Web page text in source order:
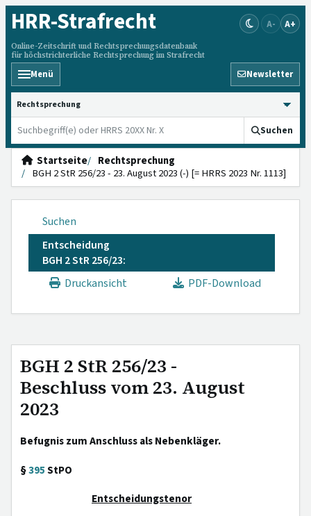
HRR-Strafrecht
Online-Zeitschrift und Rechtsprechungsdatenbank
für höchstrichterliche Rechtsprechung im Strafrecht
A- A+
Menü Newsletter
HRRS durchsuchen
Suchen
Startseite
Rechtsprechung
BGH 2 StR 256/23 - 23. August 2023 (-) [= HRRS 2023 Nr. 1113]
Suchen
Entscheidung
BGH 2 StR 256/23:
Druckansicht
PDF-Download
BGH 2 StR 256/23 -
Beschluss vom 23. August
2023
Befugnis zum Anschluss als Nebenkläger.
§395StPO
Entscheidungstenor